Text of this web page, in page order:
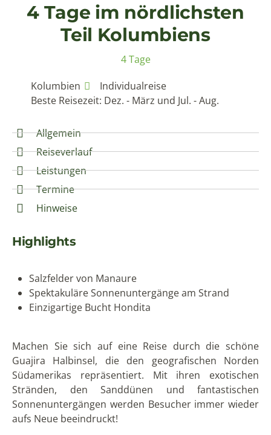
4 Tage im nördlichsten
Teil Kolumbiens
4 Tage
Kolumbien
Individualreise
Beste Reisezeit: Dez. - März und Jul. - Aug.
Allgemein
Reiseverlauf
Leistungen
Termine
Hinweise
Highlights
Salzfelder von Manaure
Spektakuläre Sonnenuntergänge am Strand
Einzigartige Bucht Hondita
Machen Sie sich auf eine Reise durch die schöne
Guajira Halbinsel, die den geografischen Norden
Südamerikas repräsentiert. Mit ihren exotischen
Stränden, den Sanddünen und fantastischen
Sonnenuntergängen werden Besucher immer wieder
aufs Neue beeindruckt!